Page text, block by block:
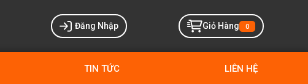
Đăng Nhập Giỏ Hàng 0
TIN TỨC LIÊN HỆ